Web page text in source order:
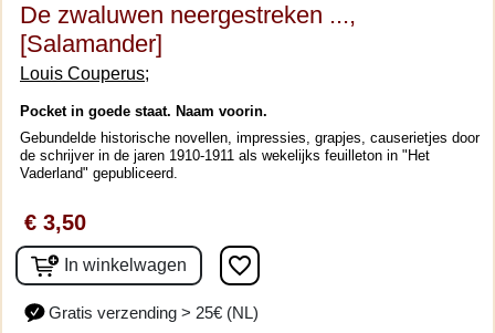
De zwaluwen neergestreken ...,
[Salamander]
Louis Couperus;
Pocket in goede staat. Naam voorin.
Gebundelde historische novellen, impressies, grapjes, causerietjes door
de schrijver in de jaren 1910-1911 als wekelijks feuilleton in "Het
Vaderland" gepubliceerd.
€ 3,50
In winkelwagen favorite_border
Gratis verzending > 25€ (NL)